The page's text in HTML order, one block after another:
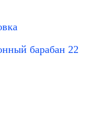
барабан 22